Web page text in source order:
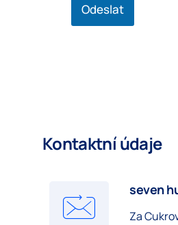
Odeslat
Kontaktní údaje
seven
Za